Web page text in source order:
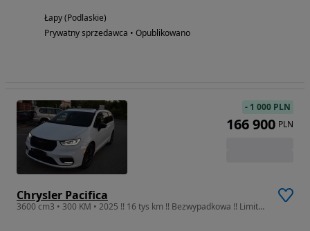
Łapy (Podlaskie)
Prywatny sprzedawca • Opublikowano
Chrysler Pacifica
3600 cm3 • 300 KM • 2025 !! 16 tys km !! Bezwypadkowa !! Limited S !!
- 1 000 PLN
166 900 PLN